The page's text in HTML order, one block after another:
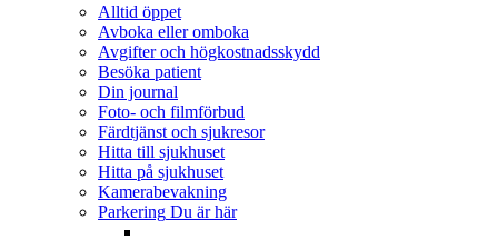
Alltid öppet
Avboka eller omboka
Avgifter och högkostnadsskydd
Besöka patient
Din journal
Foto- och filmförbud
Färdtjänst och sjukresor
Hitta till sjukhuset
Hitta på sjukhuset
Kamerabevakning
Parkering Du är här